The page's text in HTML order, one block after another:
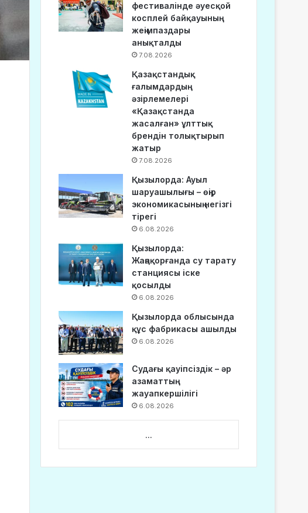
фестивалінде әуесқой
косплей байқауының
жеңімпаздары
анықталды
7.08.2026
Қазақстандық
ғалымдардың
әзірлемелері
«Қазақстанда
жасалған» ұлттық
брендін толықтырып
жатыр
7.08.2026
Қызылорда: Ауыл
шаруашылығы – өңір
экономикасының негізгі
тірегі
6.08.2026
Қызылорда:
Жаңақорғанда су тарату
станциясы іске
қосылды
6.08.2026
Қызылорда облысында
құс фабрикасы ашылды
6.08.2026
Судағы қауіпсіздік – әр
азаматтың
жауапкершілігі
6.08.2026
...